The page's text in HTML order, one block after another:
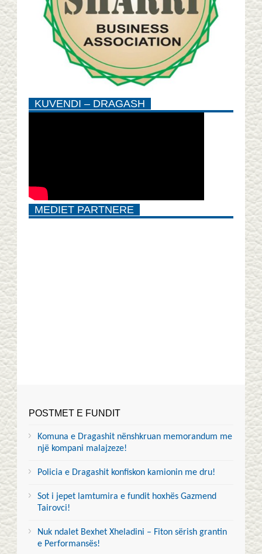
KUVENDI – DRAGASH
MEDIET PARTNERE
POSTMET E FUNDIT
Komuna e Dragashit nënshkruan memorandum me
një kompani malajzeze!
Policia e Dragashit konfiskon kamionin me dru!
Sot i jepet lamtumira e fundit hoxhës Gazmend
Tairovci!
Nuk ndalet Bexhet Xheladini – Fiton sërish grantin
e Performansës!